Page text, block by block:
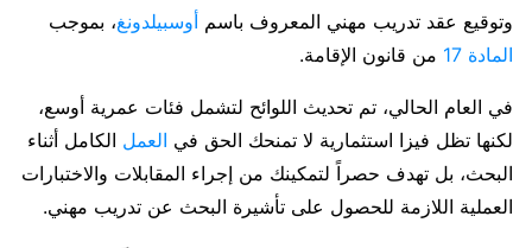
وتوقيع عقد تدريب مهني المعروف باسم أوسبيلدونغ، بموجب
المادة 17
من قانون الإقامة.
في العام الحالي، تم تحديث اللوائح لتشمل فئات عمرية أوسع،
لكنها تظل فيزا استثمارية لا تمنحك الحق في العمل الكامل أثناء
البحث، بل تهدف حصراً لتمكينك من إجراء المقابلات والاختبارات
العملية اللازمة للحصول على تأشيرة البحث عن تدريب مهني.